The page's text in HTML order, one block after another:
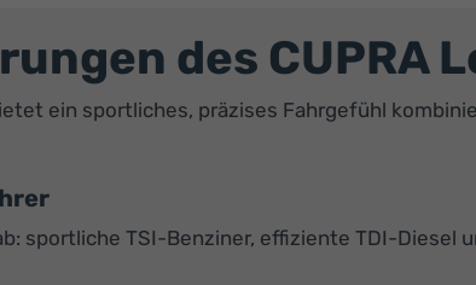
des CUPRA
ein sportliches, präzises Fahrgefühl
sportliche TSI-Benziner, effiziente TDI-Diesel